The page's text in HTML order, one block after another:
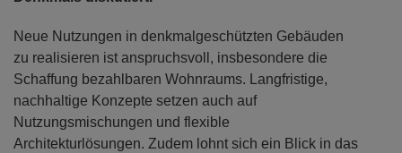
Neue Nutzungen in denkmalgeschützten Gebäuden
zu realisieren ist anspruchsvoll, insbesondere die
Schaffung bezahlbaren Wohnraums. Langfristige,
nachhaltige Konzepte setzen auch auf
Nutzungsmischungen und flexible
Architekturlösungen. Zudem lohnt sich ein Blick in das